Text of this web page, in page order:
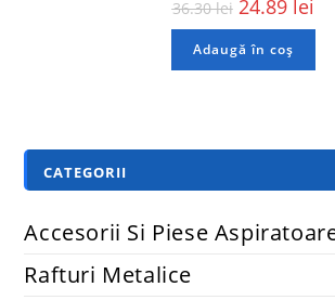
36.30lei 24.89 lei
Adaugă în coș
CATEGORII
Accesorii Si Piese
Rafturi Metalice